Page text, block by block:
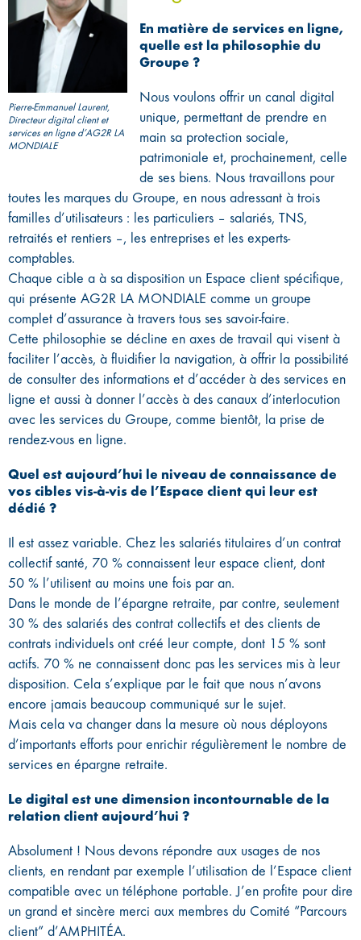
Pierre-Emmanuel Laurent,
Directeur digital client et
services en ligne d’AG2R LA
MONDIALE
En matière de services en ligne,
quelle est la philosophie du
Groupe ?
Nous voulons offrir un canal digital
unique, permettant de prendre en
main sa protection sociale,
patrimoniale et, prochainement, celle
de ses biens. Nous travaillons pour
toutes les marques du Groupe, en nous adressant à trois
familles d’utilisateurs : les particuliers – salariés, TNS,
retraités et rentiers –, les entreprises et les experts-
comptables.
Chaque cible a à sa disposition un Espace client spécifique,
qui présente AG2R LA MONDIALE comme un groupe
complet d’assurance à travers tous ses savoir-faire.
Cette philosophie se décline en axes de travail qui visent à
faciliter l’accès, à fluidifier la navigation, à offrir la possibilité
de consulter des informations et d’accéder à des services en
ligne et aussi à donner l’accès à des canaux d’interlocution
avec les services du Groupe, comme bientôt, la prise de
rendez-vous en ligne.
Quel est aujourd’hui le niveau de connaissance de
vos cibles vis-à-vis de l’Espace client qui leur est
dédié ?
Il est assez variable. Chez les salariés titulaires d’un contrat
collectif santé, 70 % connaissent leur espace client, dont
50 % l’utilisent au moins une fois par an.
Dans le monde de l’épargne retraite, par contre, seulement
30 % des salariés des contrat collectifs et des clients de
contrats individuels ont créé leur compte, dont 15 % sont
actifs. 70 % ne connaissent donc pas les services mis à leur
disposition. Cela s’explique par le fait que nous n’avons
encore jamais beaucoup communiqué sur le sujet.
Mais cela va changer dans la mesure où nous déployons
d’importants efforts pour enrichir régulièrement le nombre de
services en épargne retraite.
Le digital est une dimension incontournable de la
relation client aujourd’hui ?
Absolument ! Nous devons répondre aux usages de nos
clients, en rendant par exemple l’utilisation de l’Espace client
compatible avec un téléphone portable. J’en profite pour dire
un grand et sincère merci aux membres du Comité “Parcours
client” d’AMPHITÉA.